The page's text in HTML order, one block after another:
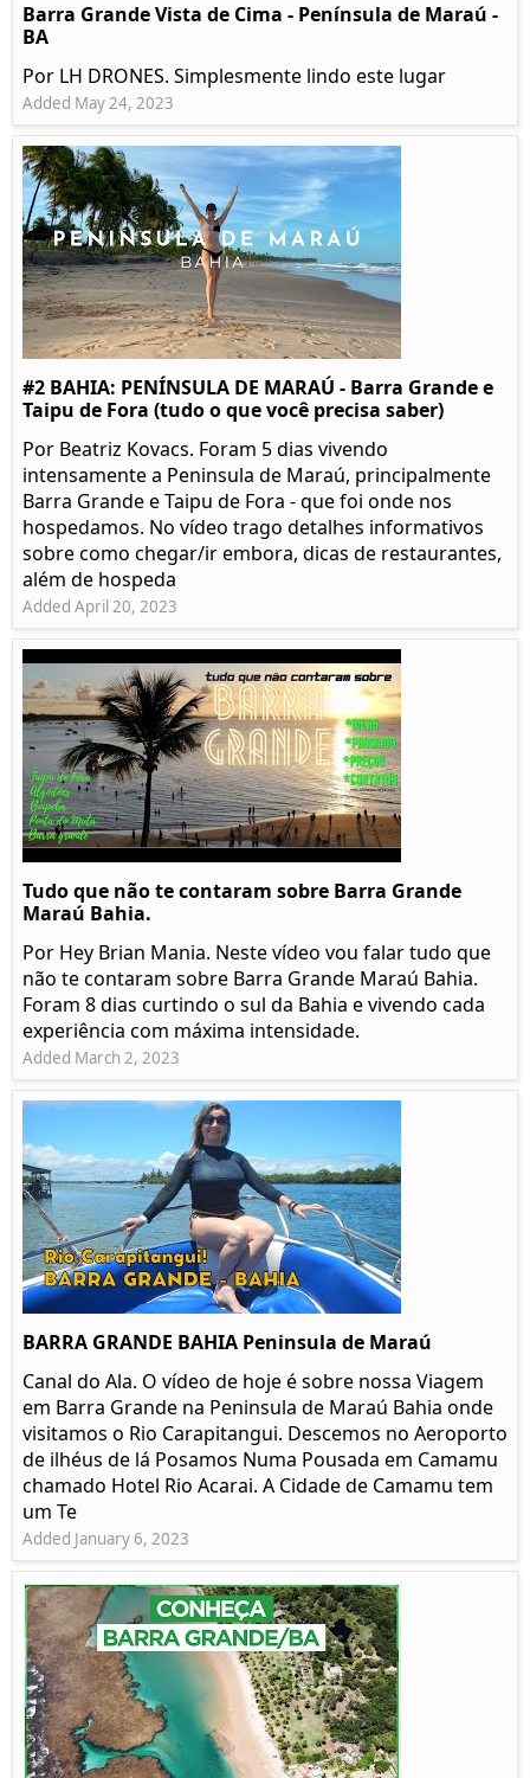
Barra Grande Vista de Cima - Península de Maraú -
BA
Por LH DRONES. Simplesmente lindo este lugar
Added May 24, 2023
#2 BAHIA: PENÍNSULA DE MARAÚ - Barra Grande e
Taipu de Fora (tudo o que você precisa saber)
Por Beatriz Kovacs. Foram 5 dias vivendo
intensamente a Peninsula de Maraú, principalmente
Barra Grande e Taipu de Fora - que foi onde nos
hospedamos. No vídeo trago detalhes informativos
sobre como chegar/ir embora, dicas de restaurantes,
além de hospeda
Added April 20, 2023
Tudo que não te contaram sobre Barra Grande
Maraú Bahia.
Por Hey Brian Mania. Neste vídeo vou falar tudo que
não te contaram sobre Barra Grande Maraú Bahia.
Foram 8 dias curtindo o sul da Bahia e vivendo cada
experiência com máxima intensidade.
Added March 2, 2023
BARRA GRANDE BAHIA Peninsula de Maraú
Canal do Ala. O vídeo de hoje é sobre nossa Viagem
em Barra Grande na Peninsula de Maraú Bahia onde
visitamos o Rio Carapitangui. Descemos no Aeroporto
de ilhéus de lá Posamos Numa Pousada em Camamu
chamado Hotel Rio Acarai. A Cidade de Camamu tem
um Te
Added January 6, 2023